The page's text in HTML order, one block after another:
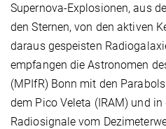
Supernova-Explosionen, aus
den Sternen, von den aktiven
daraus gespeisten
empfangen die Astronomen
(MPIfR) Bonn mit den
dem Pico Veleta (IRAM) und in
Radiosignale vom